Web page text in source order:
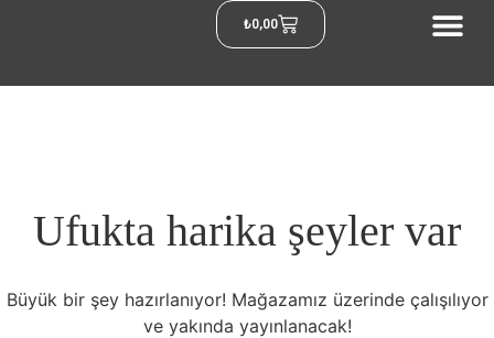
₺0,00
Ufukta harika şeyler var
Büyük bir şey hazırlanıyor! Mağazamız üzerinde çalışılıyor
ve yakında yayınlanacak!